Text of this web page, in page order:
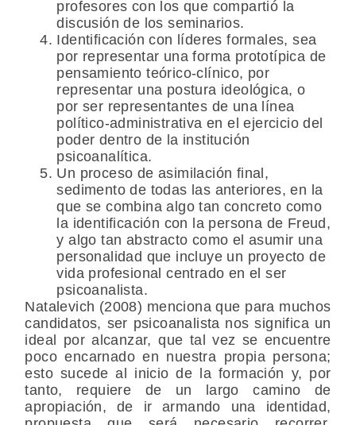
profesores con los que compartió la
discusión de los seminarios.
Identificación con líderes formales, sea
por representar una forma prototípica de
pensamiento teórico-clínico, por
representar una postura ideológica, o
por ser representantes de una línea
político-administrativa en el ejercicio del
poder dentro de la institución
psicoanalítica.
Un proceso de asimilación final,
sedimento de todas las anteriores, en la
que se combina algo tan concreto como
la identificación con la persona de Freud,
y algo tan abstracto como el asumir una
personalidad que incluye un proyecto de
vida profesional centrado en el ser
psicoanalista.
Natalevich (2008) menciona que para muchos
candidatos, ser psicoanalista nos significa un
ideal por alcanzar, que tal vez se encuentre
poco encarnado en nuestra propia persona;
esto sucede al inicio de la formación y, por
tanto, requiere de un largo camino de
apropiación, de ir armando una identidad,